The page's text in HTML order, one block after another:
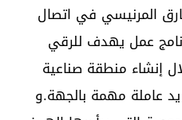
المرنيسي في اتصال
لوضع برنامج عمل يهدف للرقي
إنشاء منطقة صناعية
عاملة مهمة بالجهة.و